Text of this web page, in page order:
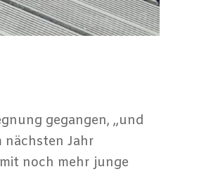
gegangen, „und
nächsten Jahr
noch mehr junge